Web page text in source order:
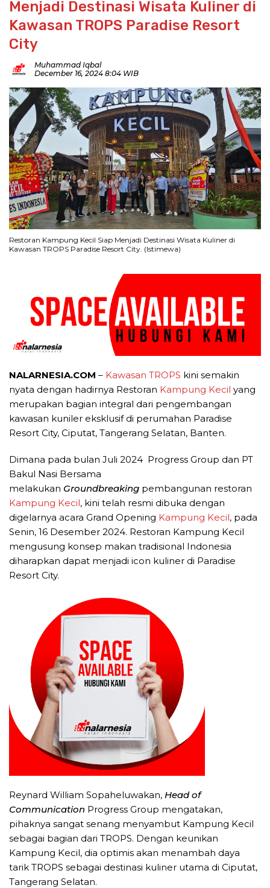
Menjadi Destinasi Wisata Kuliner di
Kawasan TROPS Paradise Resort
City
Muhammad Iqbal
December 16, 2024 8:04 WIB
Restoran Kampung Kecil Siap Menjadi Destinasi Wisata Kuliner di
Kawasan TROPS Paradise Resort City. (Istimewa)
NALARNESIA.COM – Kawasan TROPS kini semakin
nyata dengan hadirnya Restoran Kampung Kecil yang
merupakan bagian integral dari pengembangan
kawasan kuniler eksklusif di perumahan Paradise
Resort City, Ciputat, Tangerang Selatan, Banten.
Dimana pada bulan Juli 2024 Progress Group dan PT
Bakul Nasi Bersama
melakukan Groundbreaking pembangunan restoran
Kampung Kecil, kini telah resmi dibuka dengan
digelarnya acara Grand Opening Kampung Kecil, pada
Senin, 16 Desember 2024. Restoran Kampung Kecil
mengusung konsep makan tradisional Indonesia
diharapkan dapat menjadi icon kuliner di Paradise
Resort City.
Reynard William Sopaheluwakan, Head of
Communication Progress Group mengatakan,
pihaknya sangat senang menyambut Kampung Kecil
sebagai bagian dari TROPS. Dengan keunikan
Kampung Kecil, dia optimis akan menambah daya
tarik TROPS sebagai destinasi kuliner utama di Ciputat,
Tangerang Selatan.